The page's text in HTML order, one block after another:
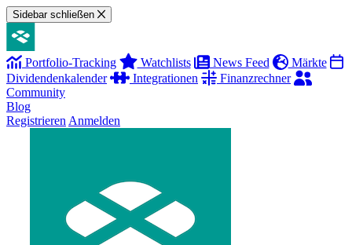
Sidebar schließen
Portfolio-Tracking Watchlists News Feed
Märkte
Dividendenkalender
Integrationen
Finanzrechner
Community
Blog
Registrieren Anmelden